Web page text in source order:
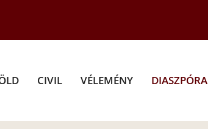
CIVIL VÉLEMÉNY DIASZPÓRA